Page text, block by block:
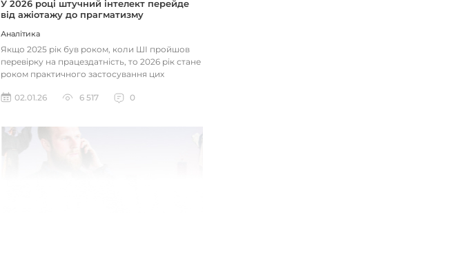
У 2026 році штучний інтелект перейде
від ажіотажу до прагматизму
Аналітика
Якщо 2025 рік був роком, коли ШІ пройшов
перевірку на працездатність, то 2026 рік стане
роком практичного застосування цих
02.01.26
6 517 0